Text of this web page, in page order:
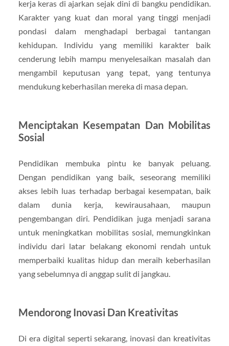
kerja keras di ajarkan sejak dini di bangku pendidikan.
Karakter yang kuat dan moral yang tinggi menjadi
pondasi dalam menghadapi berbagai tantangan
kehidupan. Individu yang memiliki karakter baik
cenderung lebih mampu menyelesaikan masalah dan
mengambil keputusan yang tepat, yang tentunya
mendukung keberhasilan mereka di masa depan.
Menciptakan Kesempatan Dan Mobilitas
Sosial
Pendidikan membuka pintu ke banyak peluang.
Dengan pendidikan yang baik, seseorang memiliki
akses lebih luas terhadap berbagai kesempatan, baik
dalam dunia kerja, kewirausahaan, maupun
pengembangan diri. Pendidikan juga menjadi sarana
untuk meningkatkan mobilitas sosial, memungkinkan
individu dari latar belakang ekonomi rendah untuk
memperbaiki kualitas hidup dan meraih keberhasilan
yang sebelumnya di anggap sulit di jangkau.
Mendorong Inovasi Dan Kreativitas
Di era digital seperti sekarang, inovasi dan kreativitas